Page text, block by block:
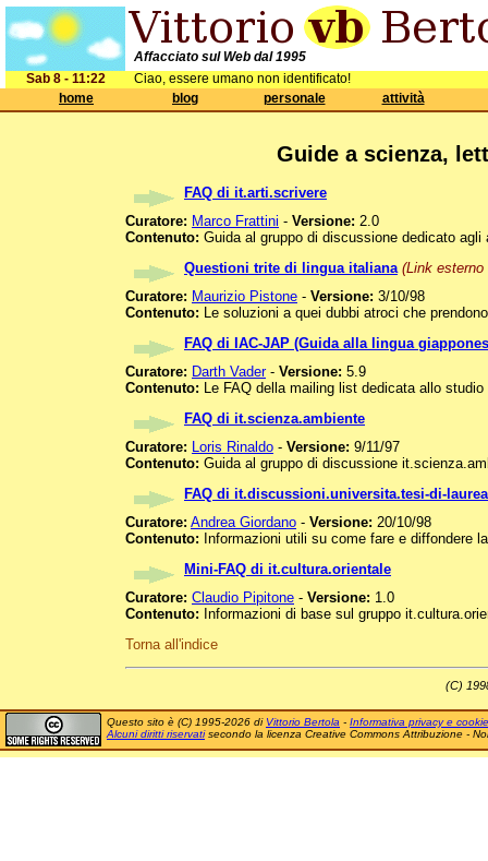
Affacciato sul Web dal 1995
Sab 8 - 11:22
Ciao, essere umano non identificato!
home
blog personale attività
Guide a scienza,
FAQ di it.arti.scrivere
Curatore: Marco Frattini - Versione: 2.0
Contenuto: Guida al gruppo di discussione dedicato agli
Questioni trite di lingua italiana (Link
Curatore: Maurizio Pistone - Versione: 3/10/98
Contenuto: Le soluzioni a quei dubbi atroci che
FAQ di IAC-JAP (Guida alla lingua
Curatore: Darth Vader- Versione: 5.9
Contenuto: Le FAQ della mailing list dedicata allo
FAQ di it.scienza.ambiente
Curatore: Loris Rinaldo - Versione: 9/11/97
Contenuto: Guida al gruppo di discussione
FAQ di it.discussioni.universita.tesi-di-laurea
Curatore: Andrea Giordano - Versione: 20/10/98
Contenuto: Informazioni utili su come fare e diffondere
Mini-FAQ di it.cultura.orientale
Curatore: Claudio Pipitone - Versione: 1.0
Contenuto: Informazioni di base sul gruppo
Torna all'indice
(C)
Questo sito è (C) 1995-2026 di Vittorio Bertola - Informativa privacy e cookie
Alcuni diritti riservatisecondo la licenza Creative Commons Attribuzione -